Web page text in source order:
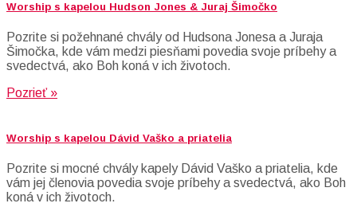
Worship s kapelou Hudson Jones & Juraj Šimočko
Pozrite si požehnané chvály od Hudsona Jonesa a Juraja
Šimočka, kde vám medzi piesňami povedia svoje príbehy a
svedectvá, ako Boh koná v ich životoch.
Pozrieť »
Worship s kapelou Dávid Vaško a priatelia
Pozrite si mocné chvály kapely Dávid Vaško a priatelia, kde
vám jej členovia povedia svoje príbehy a svedectvá, ako Boh
koná v ich životoch.